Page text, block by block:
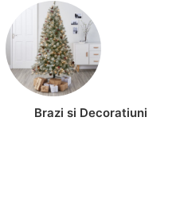
Brazi si Decoratiuni